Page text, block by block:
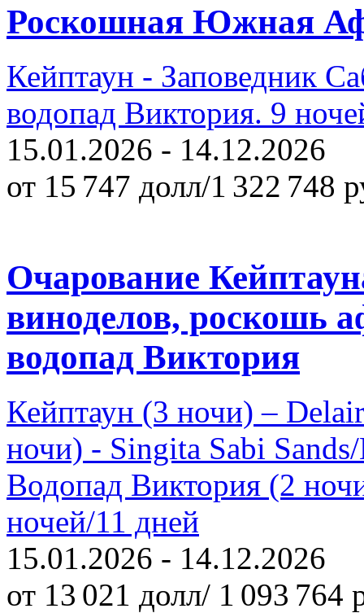
Роскошная Южная
Кейптаун - Заповедник
водопад Виктория. 9
15.01.2026 - 14.12.2026
от 15 747 долл/1 322 748
Очарование
виноделов, роскошь
водопад Виктория
Кейптаун (3 ночи) –
ночи) - Singita Sabi
Водопад Виктория (2
ночей/11 дней
15.01.2026 - 14.12.2026
от 13 021 долл/ 1 093 764